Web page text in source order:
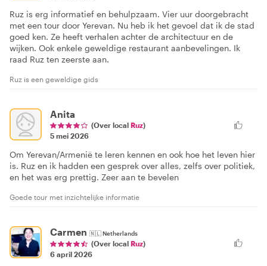
Ruz is erg informatief en behulpzaam. Vier uur doorgebracht
met een tour door Yerevan. Nu heb ik het gevoel dat ik de stad
goed ken. Ze heeft verhalen achter de architectuur en de
wijken. Ook enkele geweldige restaurant aanbevelingen. Ik
raad Ruz ten zeerste aan.
Ruz is een geweldige gids
Anita
(Over local Ruz)
5 mei 2026
Om Yerevan/Armenië te leren kennen en ook hoe het leven hier
is. Ruz en ik hadden een gesprek over alles, zelfs over politiek,
en het was erg prettig. Zeer aan te bevelen
Goede tour met inzichtelijke informatie
Carmen 🇳🇱Netherlands
(Over local Ruz)
6 april 2026